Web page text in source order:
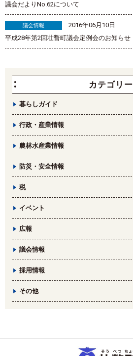
議会だよりNo.62について
議会情報
2016年06月10日
平成28年第2回壮瞥町議会定例会のお知らせ
カテゴリー
暮らしガイド
行政・産業情報
農林水産業情報
防災・安全情報
税
イベント
広報
議会情報
採用情報
その他